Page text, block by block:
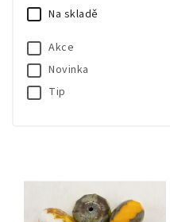
Abecedně
Na skladě
Akce
Novinka
Tip